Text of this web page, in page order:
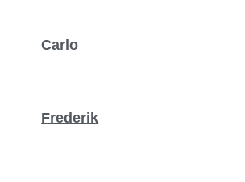
Carlo
Frederik